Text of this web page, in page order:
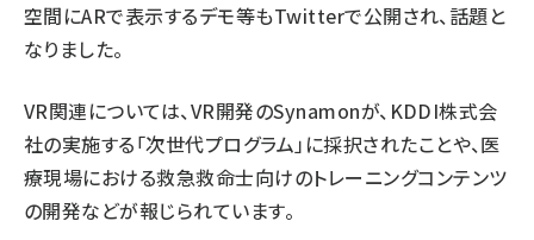
空間にARで表示するデモ等もTwitterで公開され、話題と
なりました。
VR関連については、VR開発のSynamonが、KDDI株式会
社の実施する「次世代プログラム」に採択されたことや、医
療現場における救急救命士向けのトレーニングコンテンツ
の開発などが報じられています。